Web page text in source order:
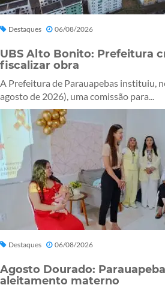
Destaques 06/08/2026
UBS Alto Bonito: Prefeitura
fiscalizar obra
A Prefeitura de Parauapebas instituiu,
agosto de 2026), uma comissão para...
Destaques 06/08/2026
Agosto Dourado:
aleitamento materno